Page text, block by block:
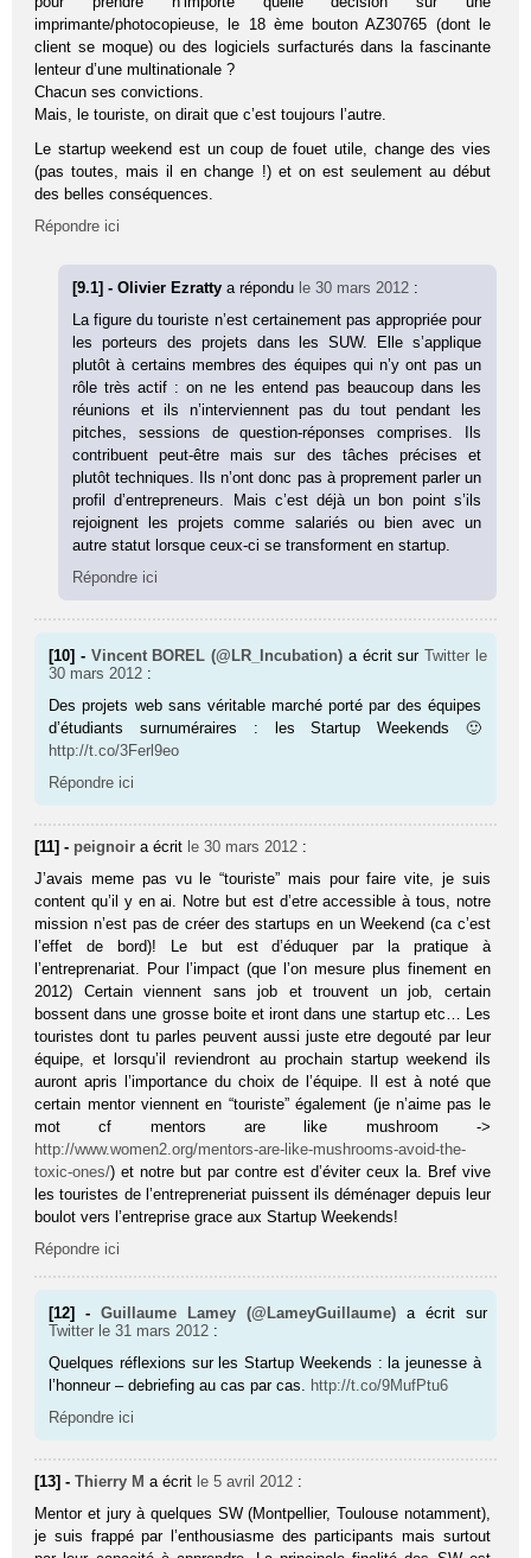
imprimante/photocopieuse, le 18 ème bouton AZ30765 (dont le
client se moque) ou des logiciels surfacturés dans la fascinante
lenteur d’une multinationale ?
Chacun ses convictions.
Mais, le touriste, on dirait que c’est toujours l’autre.
Le startup weekend est un coup de fouet utile, change des vies
(pas toutes, mais il en change !) et on est seulement au début
des belles conséquences.
Répondre ici
[9.1] - Olivier Ezrattya répondu le 30 mars 2012 :
La figure du touriste n’est certainement pas appropriée pour
les porteurs des projets dans les SUW. Elle s’applique
plutôt à certains membres des équipes qui n’y ont pas un
rôle très actif : on ne les entend pas beaucoup dans les
réunions et ils n’interviennent pas du tout pendant les
pitches, sessions de question-réponses comprises. Ils
contribuent peut-être mais sur des tâches précises et
plutôt techniques. Ils n’ont donc pas à proprement parler un
profil d’entrepreneurs. Mais c’est déjà un bon point s’ils
rejoignent les projets comme salariés ou bien avec un
autre statut lorsque ceux-ci se transforment en startup.
Répondre ici
[10] - Vincent BOREL (@LR_Incubation) a écrit surTwitter le
30 mars 2012 :
Des projets web sans véri­table marché porté par des équipes
d’étudiants surnuméraires : les Startup Weekends 🙂
http://t.co/3Ferl9eo
Répondre ici
[11] - peignoir a écrit le 30 mars 2012 :
J’avais meme pas vu le “touriste” mais pour faire vite, je suis
content qu’il y en ai. Notre but est d’etre accessible à tous, notre
mission n’est pas de créer des startups en un Weekend (ca c’est
l’effet de bord)! Le but est d’éduquer par la pratique à
l’entreprenariat. Pour l’impact (que l’on mesure plus finement en
2012) Certain viennent sans job et trouvent un job, certain
bossent dans une grosse boite et iront dans une startup etc… Les
touristes dont tu parles peuvent aussi juste etre degouté par leur
équipe, et lorsqu’il reviendront au prochain startup weekend ils
auront apris l’importance du choix de l’équipe. Il est à noté que
certain mentor viennent en “touriste” également (je n’aime pas le
mot cf mentors are like mushroom ->
http://www.women2.org/mentors-are-like-mushrooms-avoid-the-
toxic-ones/) et notre but par contre est d’éviter ceux la. Bref vive
les touristes de l’entrepreneriat puissent ils déménager depuis leur
boulot vers l’entreprise grace aux Startup Weekends!
Répondre ici
[12] -Guillaume Lamey (@LameyGuillaume) a écrit sur
Twitter le 31 mars 2012 :
Quelques réflexions sur les Startup Weekends : la jeunesse à
l’honneur – debriefing au cas par cas.
http://t.co/9MufPtu6
Répondre ici
[13] -Thierry M a écrit le 5 avril 2012 :
Mentor et jury à quelques SW (Montpellier, Toulouse notamment),
je suis frappé par l’enthousiasme des participants mais surtout